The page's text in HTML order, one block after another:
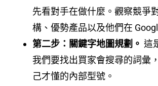
先看對手在做什麼。觀察競爭
構、優勢產品以及他們在
第二步：關鍵字地圖規劃。 這
我們要找出買家會搜尋的詞彙
己才懂的內部型號。